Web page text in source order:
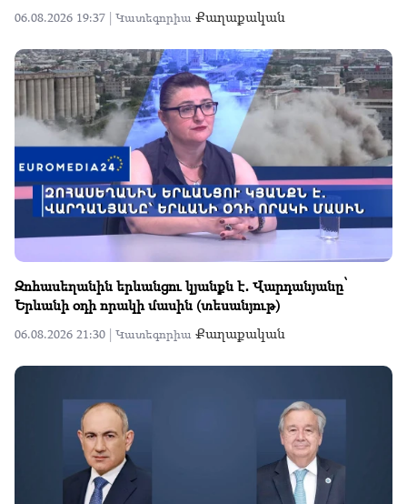
06.08.2026 19:37 | Կատեգորիա Քաղաքական
Զոհասեղանին երևանցու կյանքն է․ Վարդանյանը՝
Երևանի օդի որակի մասին (տեսանյութ)
06.08.2026 21:30 | Կատեգորիա Քաղաքական